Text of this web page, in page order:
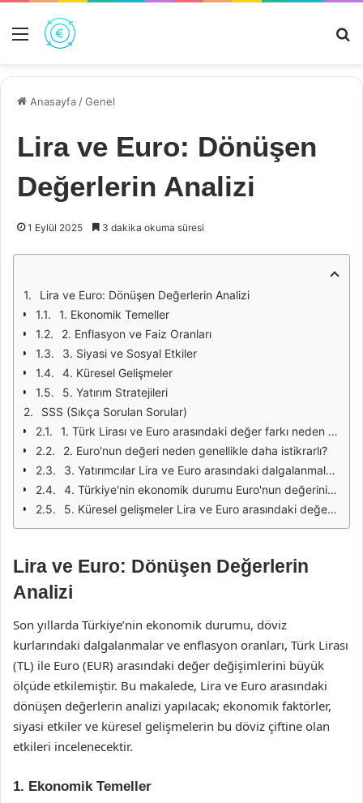
Menü
Anasayfa /Genel
Lira ve Euro: Dönüşen
Değerlerin Analizi
1 Eylül 2025 3 dakika okuma süresi
Lira ve Euro: Dönüşen Değerlerin Analizi
1. Ekonomik Temeller
2. Enflasyon ve Faiz Oranları
3. Siyasi ve Sosyal Etkiler
4. Küresel Gelişmeler
5. Yatırım Stratejileri
SSS (Sıkça Sorulan Sorular)
1. Türk Lirası ve Euro arasındaki değer farkı neden bu kadar dalgalanıyor?
2. Euro'nun değeri neden genellikle daha istikrarlı?
3. Yatırımcılar Lira ve Euro arasındaki dalgalanmalardan nasıl faydalanabilir?
4. Türkiye'nin ekonomik durumu Euro'nun değerini nasıl etkiler?
5. Küresel gelişmeler Lira ve Euro arasındaki değerleri nasıl etkiler?
Lira ve Euro: Dönüşen Değerlerin
Analizi
Son yıllarda Türkiye’nin ekonomik durumu, döviz
kurlarındaki dalgalanmalar ve enflasyon oranları, Türk Lirası
(TL) ile Euro (EUR) arasındaki değer değişimlerini büyük
ölçüde etkilemiştir. Bu makalede, Lira ve Euro arasındaki
dönüşen değerlerin analizi yapılacak; ekonomik faktörler,
siyasi etkiler ve küresel gelişmelerin bu döviz çiftine olan
etkileri incelenecektir.
1. Ekonomik Temeller